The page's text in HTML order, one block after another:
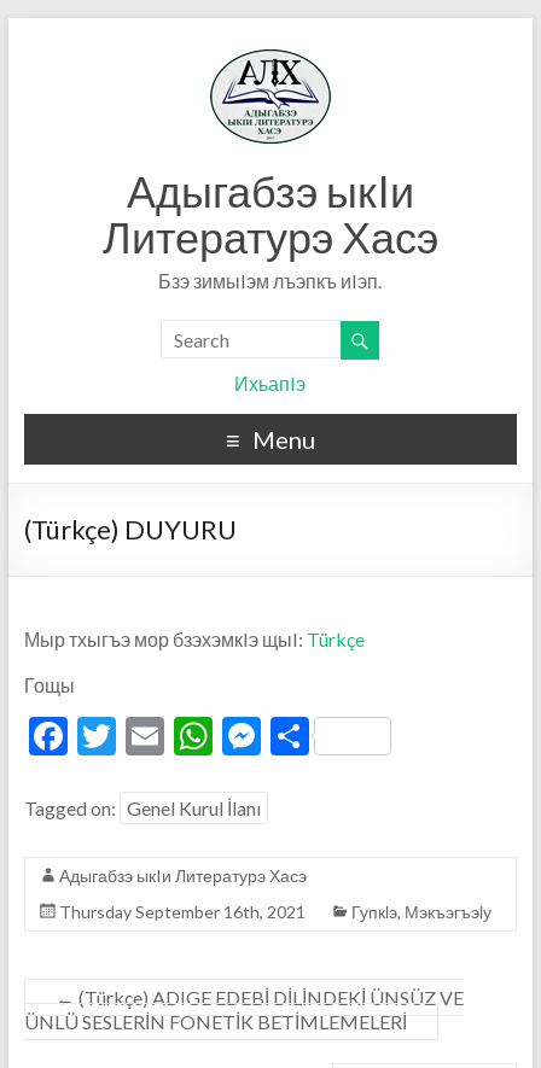
Адыгабзэ ыкIи
Литературэ Хасэ
Бзэ зимыIэм лъэпкъ иIэп.
ИхьапIэ
Menu
(Türkçe) DUYURU
Мыр тхыгъэ мор бзэхэмкIэ щыI: Türkçe
Гощы
F
e
o
o
T
itt
E
ai
W
at
A
p
M
g
er
S
Tagged on: Genel Kurul İlanı
Адыгабзэ ыкIи Литературэ Хасэ
Thursday September 16th, 2021
Гупкӏэ, Мэкъэгъэӏу
← (Türkçe) ADIGE EDEBİ DİLİNDEKİ ÜNSÜZ VE
ÜNLÜ SESLERİN FONETİK BETİMLEMELERİ